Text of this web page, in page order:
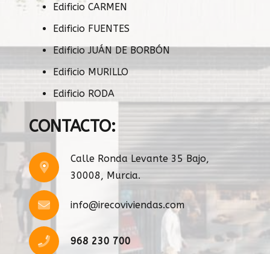
Edificio CARMEN
Edificio FUENTES
Edificio JUÁN DE BORBÓN
Edificio MURILLO
Edificio RODA
CONTACTO:
Calle Ronda Levante 35 Bajo,
30008, Murcia.
info@irecoviviendas.com
968 230 700